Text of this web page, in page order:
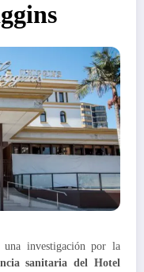
investigación por la
sanitaria del Hotel